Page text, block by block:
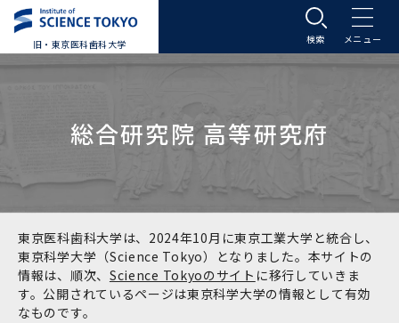
旧・東京医科歯科大学
大学案内トップ
学長メッセージ
基本理念・沿革
基本理念・沿革トップ
東京医科歯科大学の特色
入学案内
入学案内トップ
大学案内
学部受験生向け「大学案内」（冊子）
学生生活
学生生活トップ
Science Tokyo SPRING (医歯学系)
教育研究組織等
教育研究組織等トップ
大学病院
総合研究院 高等研究府
東京医科歯科大学は、2024年10月に東京工業大学と統合し、
東京科学大学（Science Tokyo）となりました。本サイトの
情報は、順次、 Science Tokyoのサイト に移行していきま
す。公開されているページは東京科学大学の情報として有効
なものです。